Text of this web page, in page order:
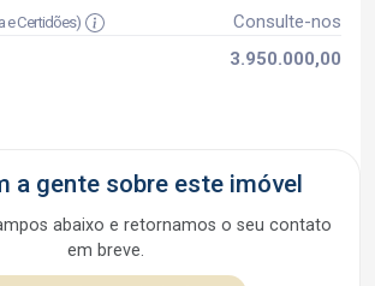
e Certidões)
Consulte-nos
3.950.000,00
a gente sobre este imóvel
abaixo e retornamos o seu contato
em breve.